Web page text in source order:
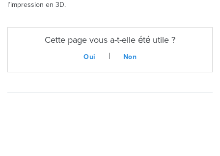
l’impression en 3D.
Cette page vous a-t-elle été utile ?
Oui | Non